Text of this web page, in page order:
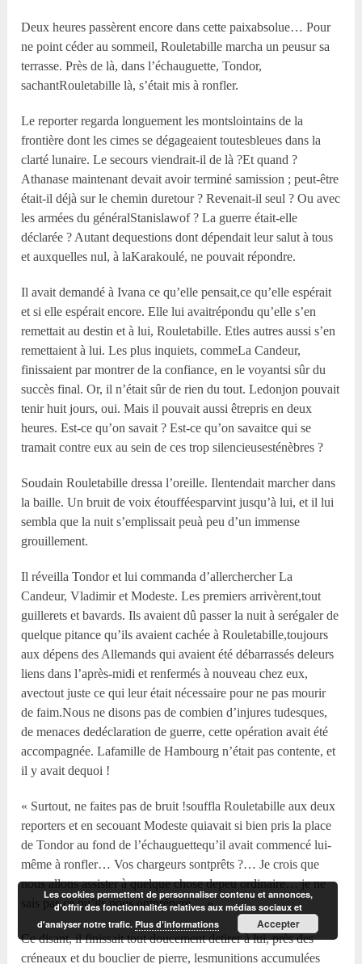
Deux heures passèrent encore dans cette paixabsolue… Pour
ne point céder au sommeil, Rouletabille marcha un peusur sa
terrasse. Près de là, dans l’échauguette, Tondor,
sachantRouletabille là, s’était mis à ronfler.
Le reporter regarda longuement les montslointains de la
frontière dont les cimes se dégageaient toutesbleues dans la
clarté lunaire. Le secours viendrait-il de là ?Et quand ?
Athanase maintenant devait avoir terminé samission ; peut-être
était-il déjà sur le chemin duretour ? Revenait-il seul ? Ou avec
les armées du généralStanislawof ? La guerre était-elle
déclarée ? Autant dequestions dont dépendait leur salut à tous
et auxquelles nul, à laKarakoulé, ne pouvait répondre.
Il avait demandé à Ivana ce qu’elle pensait,ce qu’elle espérait
et si elle espérait encore. Elle lui avaitrépondu qu’elle s’en
remettait au destin et à lui, Rouletabille. Etles autres aussi s’en
remettaient à lui. Les plus inquiets, commeLa Candeur,
finissaient par montrer de la confiance, en le voyantsi sûr du
succès final. Or, il n’était sûr de rien du tout. Ledonjon pouvait
tenir huit jours, oui. Mais il pouvait aussi êtrepris en deux
heures. Est-ce qu’on savait ? Est-ce qu’on savaitce qui se
tramait contre eux au sein de ces trop silencieusesténèbres ?
Soudain Rouletabille dressa l’oreille. Ilentendait marcher dans
la baille. Un bruit de voix étoufféesparvint jusqu’à lui, et il lui
sembla que la nuit s’emplissait peuà peu d’un immense
grouillement.
Il réveilla Tondor et lui commanda d’allerchercher La
Candeur, Vladimir et Modeste. Les premiers arrivèrent,tout
guillerets et bavards. Ils avaient dû passer la nuit à serégaler de
quelque pitance qu’ils avaient cachée à Rouletabille,toujours
aux dépens des Allemands qui avaient été débarrassés deleurs
liens dans l’après-midi et renfermés à nouveau chez eux,
avectout juste ce qui leur était nécessaire pour ne pas mourir
de faim.Nous ne disons pas de combien d’injures tudesques,
de menaces dedéclaration de guerre, cette opération avait été
accompagnée. Lafamille de Hambourg n’était pas contente, et
il y avait dequoi !
« Surtout, ne faites pas de bruit !souffla Rouletabille aux deux
reporters et en secouant Modeste quiavait si bien pris la place
de Tondor au fond de l’échauguettequ’il avait commencé lui-
même à ronfler… Vos chargeurs sontprêts ?… Je crois que
nous allons assister à quelque chose depeu ordinaire… je ne
sais pas ce qu’ils nous ontpréparé… »
Ce disant, il finissait tout doucement detirer à lui, près des
créneaux et du bouclier de pierre, lesmunitions accumulées
Les cookies permettent de personnaliser contenu et annonces,
d'offrir des fonctionnalités relatives aux médias sociaux et
d'analyser notre trafic.Plus d’informations Accepter